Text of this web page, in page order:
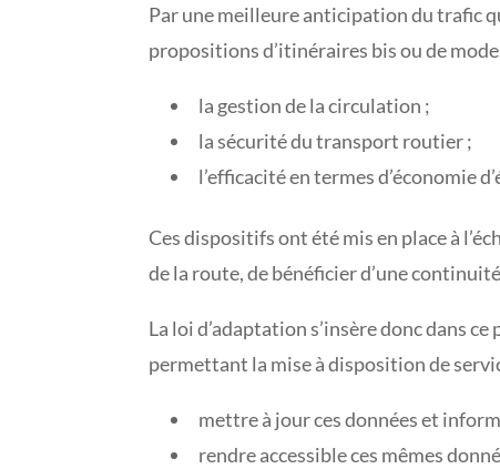
Par une meilleure anticipation du trafic
propositions d’itinéraires bis ou de
la gestion de la circulation ;
la sécurité du transport routier ;
l’efficacité en termes d’économie
Ces dispositifs ont été mis en place à
de la route, de bénéficier d’une
La loi d’adaptation s’insère donc dans
permettant la mise à disposition de
mettre à jour ces données et
rendre accessible ces mêmes